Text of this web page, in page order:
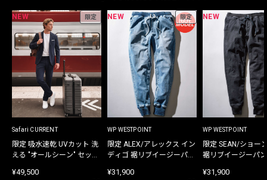
NEW 限定
Safari CURRENT
限定 吸水速乾 UVカット 洗
える "オールシーン" セット
¥49,500
NEW 限定
WP WESTPOINT
限定 ALEX/アレックス イン
ディゴ 裾リブイージーパン
¥31,900
NEW
WP WESTPOINT
限定 SEAN/ショー
裾リブイージーパ
¥31,900